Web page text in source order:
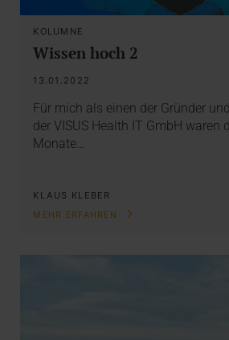
KOLUMNE
Wissen hoch 2
13.01.2022
Für mich als einen der Gründer
der VISUS Health IT GmbH waren
Monate…
KLAUS KLEBER
MEHR ERFAHREN